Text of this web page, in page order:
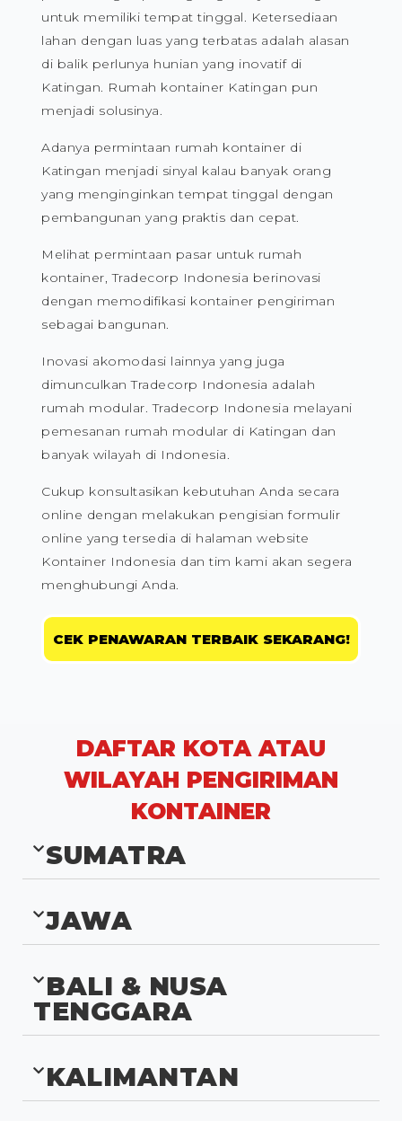
untuk memiliki tempat tinggal. Ketersediaan
lahan dengan luas yang terbatas adalah alasan
di balik perlunya hunian yang inovatif di
Katingan. Rumah kontainer Katingan pun
menjadi solusinya.
Adanya permintaan rumah kontainer di
Katingan menjadi sinyal kalau banyak orang
yang menginginkan tempat tinggal dengan
pembangunan yang praktis dan cepat.
Melihat permintaan pasar untuk rumah
kontainer, Tradecorp Indonesia berinovasi
dengan memodifikasi kontainer pengiriman
sebagai bangunan.
Inovasi akomodasi lainnya yang juga
dimunculkan Tradecorp Indonesia adalah
rumah modular. Tradecorp Indonesia melayani
pemesanan rumah modular di Katingan dan
banyak wilayah di Indonesia.
Cukup konsultasikan kebutuhan Anda secara
online dengan melakukan pengisian formulir
online yang tersedia di halaman website
Kontainer Indonesia dan tim kami akan segera
menghubungi Anda.
CEK PENAWARAN TERBAIK SEKARANG!
DAFTAR KOTA ATAU
WILAYAH PENGIRIMAN
KONTAINER
SUMATRA
JAWA
BALI & NUSA
TENGGARA
KALIMANTAN